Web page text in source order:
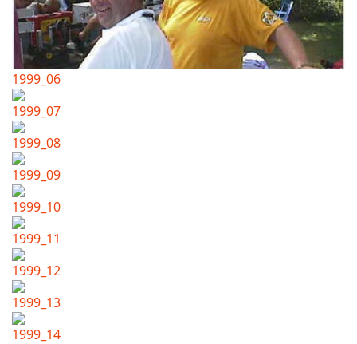
1999_06
1999_07
1999_08
1999_09
1999_10
1999_11
1999_12
1999_13
1999_14